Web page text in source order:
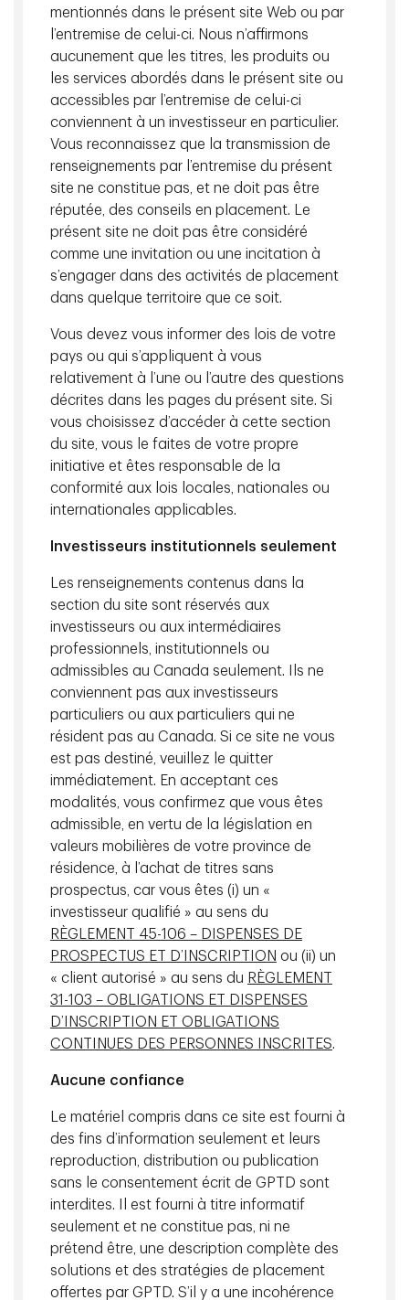
pas représentatif des paramètres fondamentaux sous-
jacents des entreprises. Le rythme des progrès
technologiques ne fait qu’accélérer, ce qui, selon nous,
devrait faciliter la croissance des sociétés
technologiques.
Ce qui compte
Maintenant que nous avons fait la lumière sur les
répercussions des droits de douane et les raisons du
récent délestage, nous pouvons examiner de plus près
certains des facteurs de rendement les plus importants à
surveiller dans le secteur des technologies.
Résumé des bénéfices des grandes sociétés
technologiques : les mauvaises réactions à l’égard des
cours sont-elles un indicateur de problèmes plus
importants?
Les actions des géants de la technologie ont chuté de 5 %
à 10 %¹ après que les résultats des entreprises
d’infonuagique eurent déçu les attentes. Bien que ce type
de nouvelles fassent les manchettes, il est important
concentrer sur les résultats, qui, encore une fois,
témoignent de solides paramètres fondamentaux. Les
fournisseurs de services à très grande échelle ont ajouté
maintenons que l’infonuagique présente de solides facteurs
favorables à long terme et que la croissance restera
robuste pendant les années à venir. Des segments
d’affaires de base comme Microsoft Office, Google Search,
YouTube et Amazon Retail ont répondu aux attentes ou
surpassé celles-ci, ce qui confirme que la croissance de
ces sociétés est saine. D’après les états financiers, la
croissance des revenus et des bénéfices s’est accélérée
pour une deuxième année consécutive, pour s’établir à 16 %
et à 45 %, respectivement, soit le triple de celle de
l’ensemble du marché¹. En 2025, nous prévoyons que les
revenus augmenteront d’un peu plus de 10 % et que les
bénéfices enregistreront une augmentation d’environ 15 %.
Les dépenses en immobilisations se poursuivent, mais
le taux de variation ralentit
Le thème constant a été que les grandes sociétés
dépenses en immobilisations pour répondre à l’accélération
montants en dollars sont énormes et dépassent de loin
tous les programmes de dépenses en immobilisations de
l’histoire : les cinq grandes sociétés technologiques
(Alphabet, Amazon, Apple, Meta et Microsoft) devraient
dépenser jusqu’à 350 milliards de dollars en 2025¹. Au-delà
des manchettes, il convient de noter que la croissance des
dépenses en immobilisations ralentit, passant de 58 % l’an
dernier à 36 % en 2025¹. Nous nous demandons surtout s’il
s’agit de dépenses productives visant à générer un
mentionnés dans le présent site Web ou par
l’entremise de celui-ci. Nous n’affirmons
aucunement que les titres, les produits ou
les services abordés dans le présent site ou
accessibles par l’entremise de celui-ci
conviennent à un investisseur en particulier.
Vous reconnaissez que la transmission de
renseignements par l’entremise du présent
site ne constitue pas, et ne doit pas être
réputée, des conseils en placement. Le
présent site ne doit pas être considéré
comme une invitation ou une incitation à
s’engager dans des activités de placement
dans quelque territoire que ce soit.
Vous devez vous informer des lois de votre
pays ou qui s’appliquent à vous
relativement à l’une ou l’autre des questions
décrites dans les pages du présent site. Si
vous choisissez d’accéder à cette section
du site, vous le faites de votre propre
initiative et êtes responsable de la
conformité aux lois locales, nationales ou
internationales applicables.
Investisseurs institutionnels seulement
Les renseignements contenus dans la
section du site sont réservés aux
investisseurs ou aux intermédiaires
professionnels, institutionnels ou
admissibles au Canada seulement. Ils ne
conviennent pas aux investisseurs
particuliers ou aux particuliers qui ne
résident pas au Canada. Si ce site ne vous
est pas destiné, veuillez le quitter
immédiatement. En acceptant ces
modalités, vous confirmez que vous êtes
admissible, en vertu de la législation en
valeurs mobilières de votre province de
résidence, à l’achat de titres sans
prospectus, car vous êtes (i) un «
investisseur qualifié » au sens du
RÈGLEMENT 45-106 – DISPENSES DE
PROSPECTUS ET D’INSCRIPTION ou (ii) un
« client autorisé » au sens du RÈGLEMENT
31-103 – OBLIGATIONS ET DISPENSES
D’INSCRIPTION ET OBLIGATIONS
CONTINUES DES PERSONNES INSCRITES.
Aucune confiance
Le matériel compris dans ce site est fourni à
des fins d’information seulement et leurs
reproduction, distribution ou publication
sans le consentement écrit de GPTD sont
interdites. Il est fourni à titre informatif
seulement et ne constitue pas, ni ne
prétend être, une description complète des
solutions et des stratégies de placement
offertes par GPTD. S’il y a une incohérence